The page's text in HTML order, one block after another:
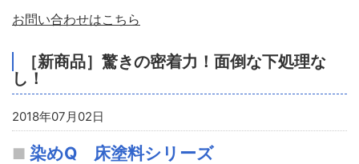
お問い合わせはこちら
［新商品］驚きの密着力！面倒な下処理な
し！
2018年07月02日
染めQ 床塗料シリーズ